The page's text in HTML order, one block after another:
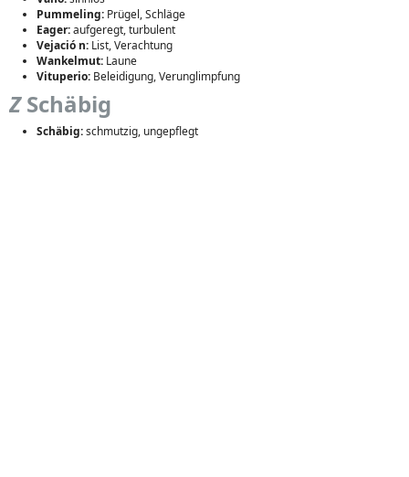
Pummeling: Prügel, Schläge
Eager:aufgeregt, turbulent
Vejació n: List, Verachtung
Wankelmut: Laune
Vituperio: Beleidigung, Verunglimpfung
ZSchäbig
Schäbig:schmutzig, ungepflegt